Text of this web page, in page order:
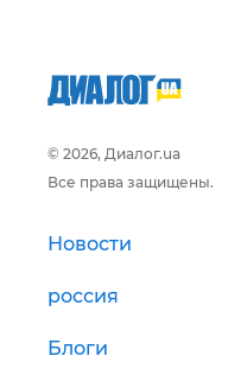
© 2026, Диалог.ua
Все права защищены.
Новости
россия
Блоги